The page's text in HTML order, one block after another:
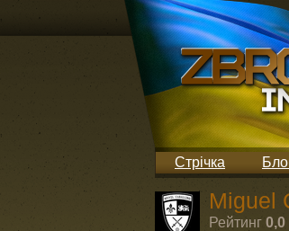
Стрічка
Miguel
Рейтинг 0,0